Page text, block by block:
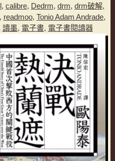
, calibre, Dedrm, drm, drm破解,
readmoo, Tonio Adam Andrade,
讀墨, 電子書, 電子書閱讀器